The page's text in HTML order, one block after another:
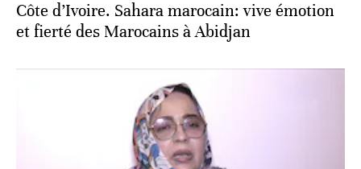
Côte d’Ivoire. Sahara marocain: vive émotion
et fierté des Marocains à Abidjan